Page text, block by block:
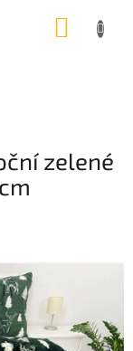
zelené